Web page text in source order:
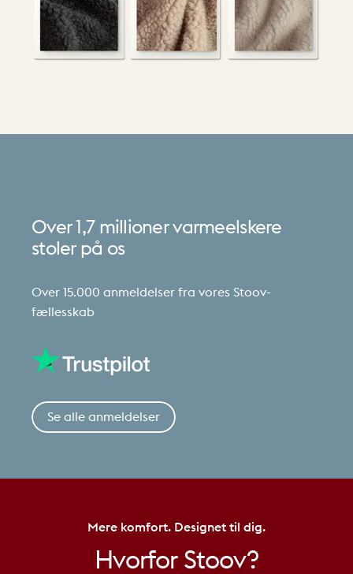
Over 1,7 millioner varmeelskere
stoler på os
Over 15.000 anmeldelser fra vores Stoov-
fællesskab
Se alle anmeldelser
Mere komfort. Designet til dig.
Hvorfor Stoov?